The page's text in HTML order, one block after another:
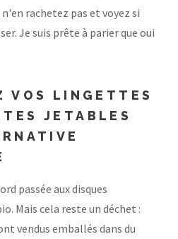
rachetez pas et voyez si
Je suis prête à parier que oui
VOS LINGETTES
JETABLES
passée aux disques
Mais cela reste un déchet :
vendus emballés dans du